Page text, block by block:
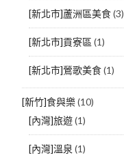
[新北市]蘆洲區美食(3)
[新北市]貢寮區 (1)
[新北市]鶯歌美食(1)
[新竹]食與樂(10)
[內灣]旅遊(1)
[內灣]溫泉 (1)